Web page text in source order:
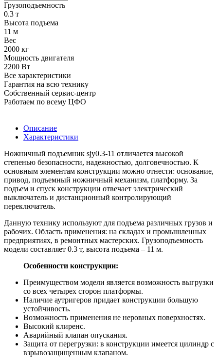
Грузоподъемность
0.3 т
Высота подъема
11 м
Вес
2000 кг
Мощность двигателя
2200 Вт
Все характеристики
Гарантия на всю технику
Собственный сервис-центр
Работаем по всему ЦФО
Описание
Характеристики
Ножничный подъемник sjy0.3-11 отличается высокой
степенью безопасности, надежностью, долговечностью. К
основным элементам конструкции можно отнести: основание,
привод, подъемный ножничный механизм, платформу. За
подъем и спуск конструкции отвечает электрический
выключатель и дистанционный контролирующий
переключатель.
Данную технику используют для подъема различных грузов и
рабочих. Область применения: на складах и промышленных
предприятиях, в ремонтных мастерских. Грузоподъемность
модели составляет 0.3 т, высота подъема – 11 м.
Особенности конструкции:
Преимуществом модели является возможность выгрузки
со всех четырех сторон платформы.
Наличие аутригеров придает конструкции большую
устойчивость.
Возможность применения не неровных поверхностях.
Высокий клиренс.
Аварийный клапан опускания.
Защита от перегрузки: в конструкции имеется цилиндр с
взрывозащищенным клапаном.